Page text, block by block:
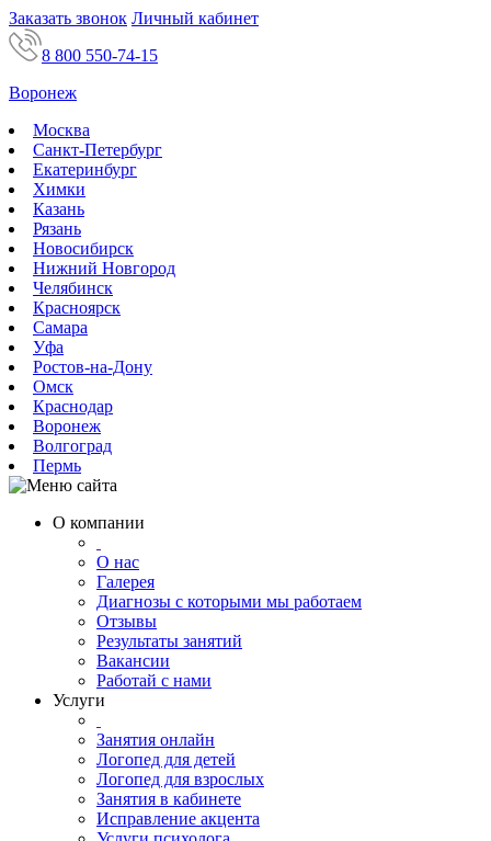
Заказать звонок Личный кабинет
8 800 550-74-15
Воронеж
Москва
Санкт-Петербург
Екатеринбург
Химки
Казань
Рязань
Новосибирск
Нижний Новгород
Челябинск
Красноярск
Самара
Уфа
Ростов-на-Дону
Омск
Краснодар
Воронеж
Волгоград
Пермь
О компании
О нас
Галерея
Диагнозы с которыми мы работаем
Отзывы
Результаты занятий
Вакансии
Работай с нами
Услуги
Занятия онлайн
Логопед для детей
Логопед для взрослых
Занятия в кабинете
Исправление акцента